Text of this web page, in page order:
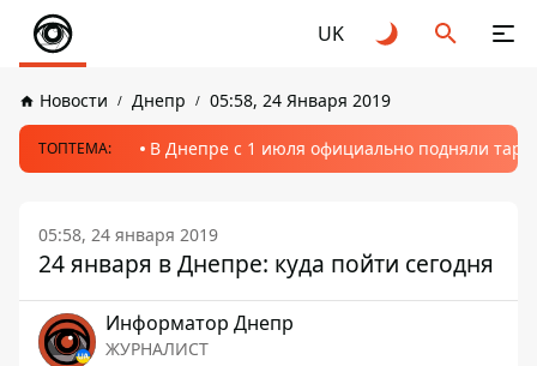
UK
Новости Днепр 05:58, 24 Января 2019
ТОПТЕМА: В Днепре с 1 июля официально подняли
05:58, 24 января 2019
24 января в Днепре: куда пойти сегодня
Информатор Днепр
ЖУРНАЛИСТ